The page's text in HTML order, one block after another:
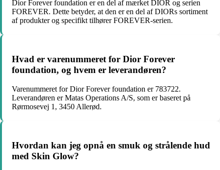
Dior Forever foundation er en del af mærket DIOR og serien
FOREVER. Dette betyder, at den er en del af DIORs sortiment
af produkter og specifikt tilhører FOREVER-serien.
Hvad er varenummeret for Dior Forever
foundation, og hvem er leverandøren?
Varenummeret for Dior Forever foundation er 783722.
Leverandøren er Matas Operations A/S, som er baseret på
Rørmosevej 1, 3450 Allerød.
Hvordan kan jeg opnå en smuk og strålende hud
med Skin Glow?